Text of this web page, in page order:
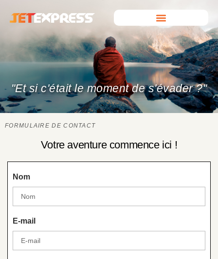
"Et si c'était le moment de s'évader ?"
FORMULAIRE DE CONTACT
Votre aventure commence ici !
Nom
E-mail